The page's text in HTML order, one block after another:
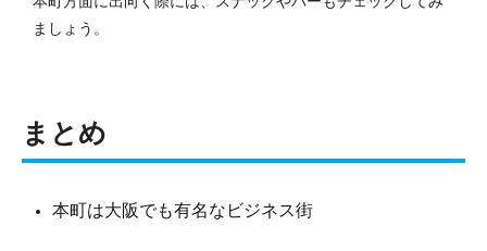
ましょう。
まとめ
本町は大阪でも有名なビジネス街